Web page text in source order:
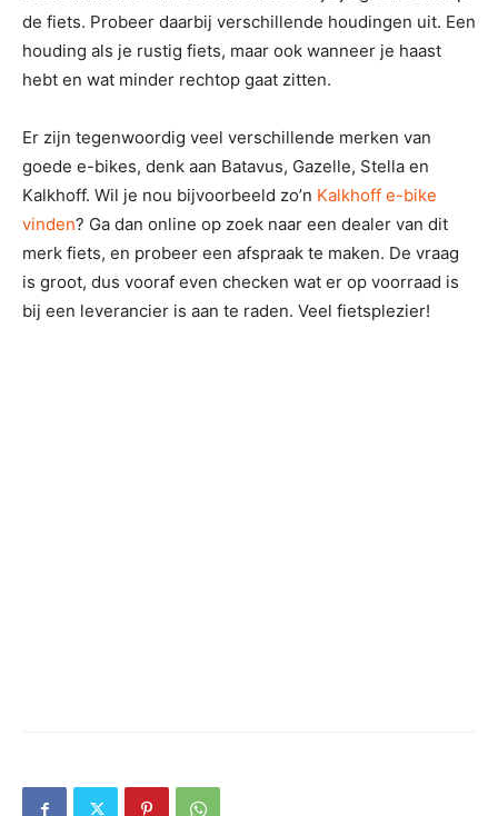
de fiets. Probeer daarbij verschillende houdingen uit. Een
houding als je rustig fiets, maar ook wanneer je haast
hebt en wat minder rechtop gaat zitten.
Er zijn tegenwoordig veel verschillende merken van
goede e-bikes, denk aan Batavus, Gazelle, Stella en
Kalkhoff. Wil je nou bijvoorbeeld zo’n Kalkhoff e-bike
vinden? Ga dan online op zoek naar een dealer van dit
merk fiets, en probeer een afspraak te maken. De vraag
is groot, dus vooraf even checken wat er op voorraad is
bij een leverancier is aan te raden. Veel fietsplezier!